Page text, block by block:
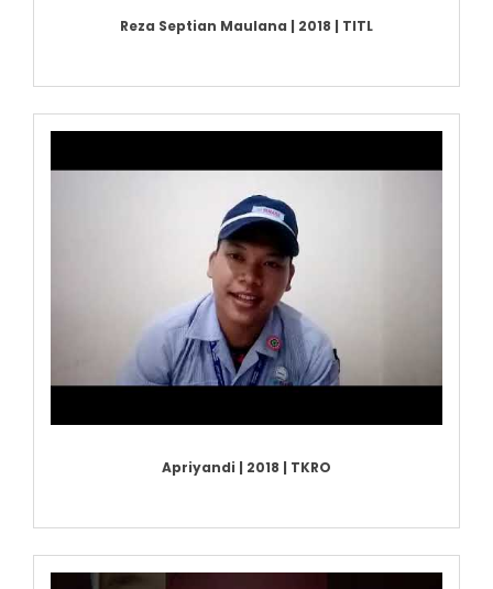
Reza Septian Maulana | 2018 | TITL
Apriyandi | 2018 | TKRO